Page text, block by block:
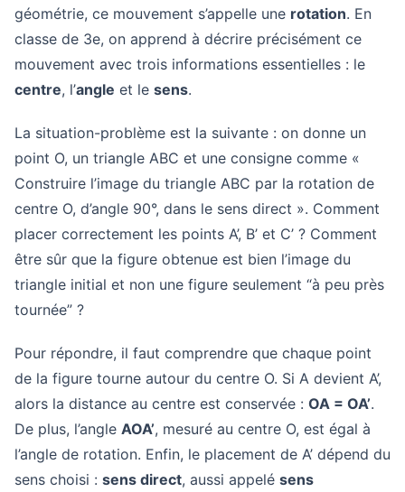
géométrie, ce mouvement s’appelle une rotation. En
classe de 3e, on apprend à décrire précisément ce
mouvement avec trois informations essentielles : le
centre, l’angle et le sens.
La situation-problème est la suivante : on donne un
point O, un triangle ABC et une consigne comme «
Construire l’image du triangle ABC par la rotation de
centre O, d’angle 90°, dans le sens direct ». Comment
placer correctement les points A’, B’ et C’ ? Comment
être sûr que la figure obtenue est bien l’image du
triangle initial et non une figure seulement “à peu près
tournée” ?
Pour répondre, il faut comprendre que chaque point
de la figure tourne autour du centre O. Si A devient A’,
alors la distance au centre est conservée : OA = OA’.
De plus, l’angle AOA’, mesuré au centre O, est égal à
l’angle de rotation. Enfin, le placement de A’ dépend du
sens choisi : sens direct, aussi appelé sens